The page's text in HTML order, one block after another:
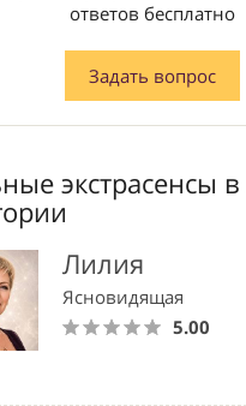
ответов бесплатно
Задать вопрос
экстрасенсы в
Лилия
Ясновидящая
5.00